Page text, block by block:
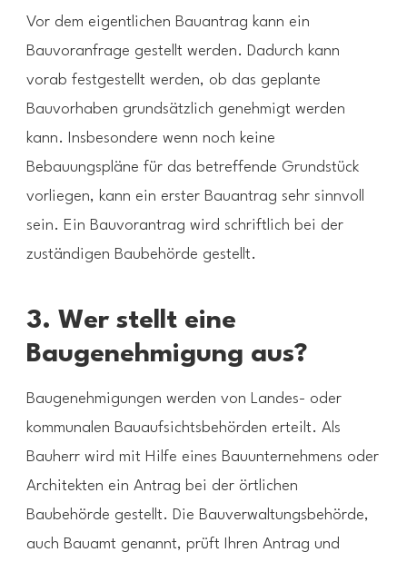
Vor dem eigentlichen Bauantrag kann ein
Bauvoranfrage gestellt werden. Dadurch kann
vorab festgestellt werden, ob das geplante
Bauvorhaben grundsätzlich genehmigt werden
kann. Insbesondere wenn noch keine
Bebauungspläne für das betreffende Grundstück
vorliegen, kann ein erster Bauantrag sehr sinnvoll
sein. Ein Bauvorantrag wird schriftlich bei der
zuständigen Baubehörde gestellt.
3. Wer stellt eine
Baugenehmigung aus?
Baugenehmigungen werden von Landes- oder
kommunalen Bauaufsichtsbehörden erteilt. Als
Bauherr wird mit Hilfe eines Bauunternehmens oder
Architekten ein Antrag bei der örtlichen
Baubehörde gestellt. Die Bauverwaltungsbehörde,
auch Bauamt genannt, prüft Ihren Antrag und